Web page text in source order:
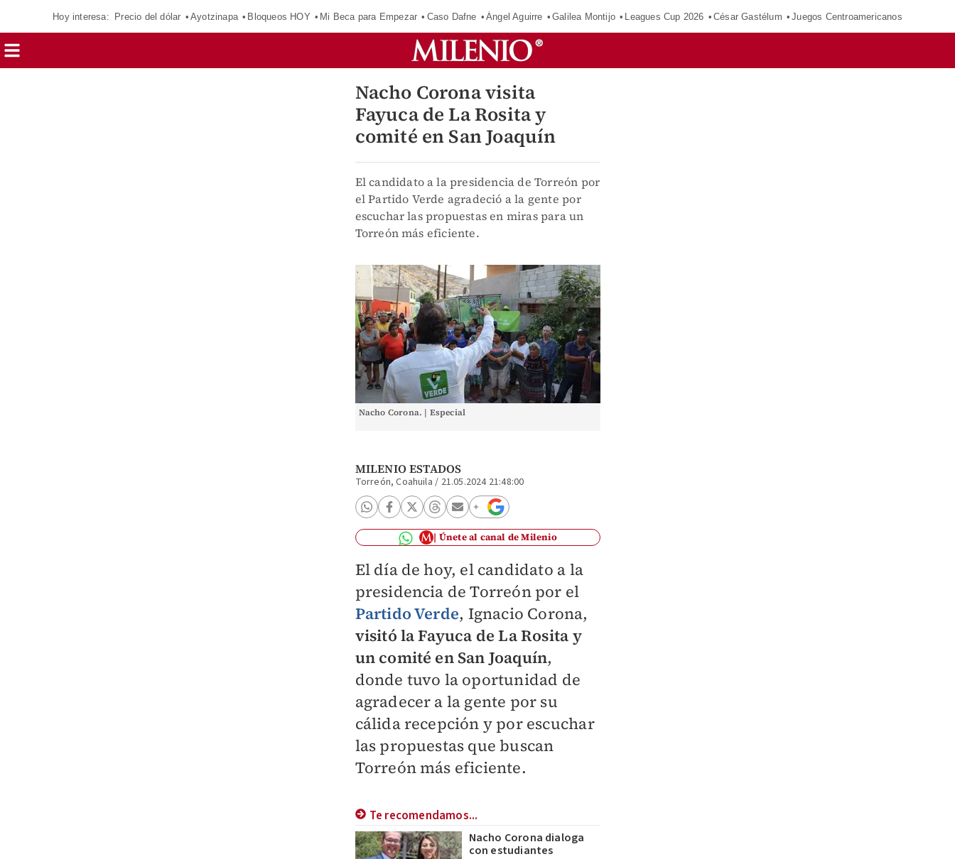
Hoy interesa: Precio del dólar Ayotzinapa Bloqueos HOY Mi Beca para Empezar Caso Dafne Ángel Aguirre Galilea Montijo Leagues Cup 2026 César Gastélum Juegos Centroamericanos
Nacho Corona visita
Fayuca de La Rosita y
comité en San Joaquín
El candidato a la presidencia de Torreón por
el Partido Verde agradeció a la gente por
escuchar las propuestas en miras para un
Torreón más eficiente.
Nacho Corona. | Especial
MILENIO ESTADOS
Torreón, Coahuila / 21.05.2024 21:48:00
Únete al canal de Milenio
El día de hoy, el candidato a la
presidencia de Torreón por el
Partido Verde, Ignacio Corona,
visitó la Fayuca de La Rosita y
un comité en San Joaquín,
donde tuvo la oportunidad de
agradecer a la gente por su
cálida recepción y por escuchar
las propuestas que buscan
Torreón más eficiente.
Te recomendamos...
Nacho Corona dialoga
con estudiantes